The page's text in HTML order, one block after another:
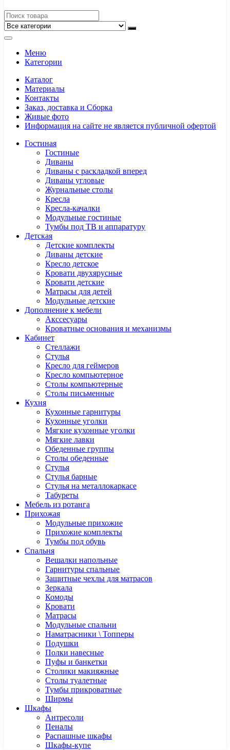
Меню
Категории
Каталог
Материалы
Контакты
Заказ, доставка и Сборка
Живые фото
Информация на сайте не является публичной офертой
Гостиная
Гостиные
Диваны
Диваны с раскладкой вперед
Диваны угловые
Журнальные столы
Кресла
Кресла-качалки
Модульные гостиные
Тумбы под ТВ и аппаратуру
Детская
Детские комплекты
Диваны детские
Кресло детское
Кровати двухярусные
Кровати детские
Матрасы для детей
Модульные детские
Дополнение к мебели
Акссесуары
Кроватные основания и механизмы
Кабинет
Cтеллажи
Cтулья
Кресло для геймеров
Кресло компьютерное
Столы компьютерные
Столы письменные
Кухня
Кухонные гарнитуры
Кухонные уголки
Мягкие кухонные уголки
Мягкие лавки
Обеденные группы
Столы обеденные
Стулья
Стулья барные
Стулья на металлокаркасе
Табуреты
Мебель из ротанга
Прихожая
Модульные прихожие
Прихожие комплекты
Тумбы под обувь
Спальня
Вешалки напольные
Гарнитуры спальные
Защитные чехлы для матрасов
Зеркала
Комоды
Кровати
Матрасы
Модульные спальни
Наматрасники \ Топперы
Подушки
Полки навесные
Пуфы и банкетки
Столики макияжные
Столы туалетные
Тумбы прикроватные
Ширмы
Шкафы
Антресоли
Пеналы
Распашные шкафы
Шкафы-купе